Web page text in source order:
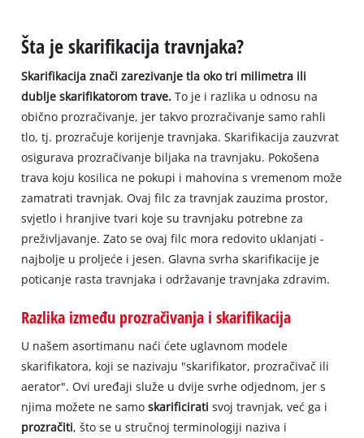
Šta je skarifikacija travnjaka?
Skarifikacija znači zarezivanje tla oko tri milimetra ili
dublje skarifikatorom trave.To je i razlika u odnosu na
obično prozračivanje, jer takvo prozračivanje samo rahli
tlo, tj. prozračuje korijenje travnjaka. Skarifikacija zauzvrat
osigurava prozračivanje biljaka na travnjaku. Pokošena
trava koju kosilica ne pokupi i mahovina s vremenom može
zamatrati travnjak. Ovaj filc za travnjak zauzima prostor,
svjetlo i hranjive tvari koje su travnjaku potrebne za
preživljavanje. Zato se ovaj filc mora redovito uklanjati -
najbolje u proljeće i jesen. Glavna svrha skarifikacije je
poticanje rasta travnjaka i održavanje travnjaka zdravim.
Razlika između prozračivanja i skarifikacija
U našem asortimanu naći ćete uglavnom modele
skarifikatora, koji se nazivaju "skarifikator, prozračivač ili
aerator". Ovi uređaji služe u dvije svrhe odjednom, jer s
njima možete ne samoskarificirati svoj travnjak, već ga i
prozračiti, što se u stručnoj terminologiji naziva i